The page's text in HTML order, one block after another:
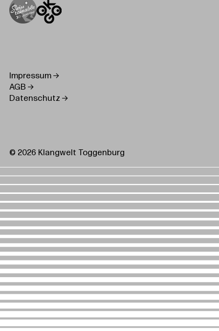
Impressum
AGB
Datenschutz
© 2026 Klangwelt Toggenburg